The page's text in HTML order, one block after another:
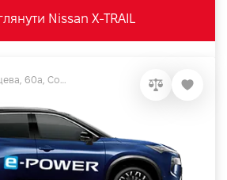
Nissan X-TRAIL